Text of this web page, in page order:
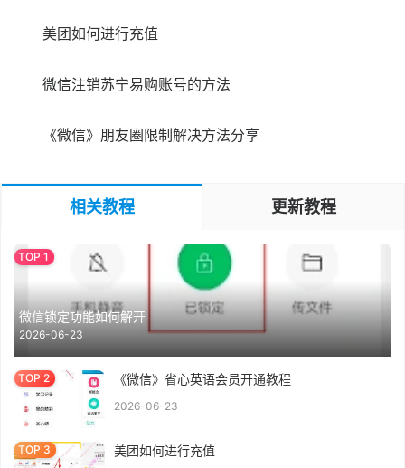
美团如何进行充值
微信注销苏宁易购账号的方法
《微信》朋友圈限制解决方法分享
相关教程 更新教程
微信锁定功能如何解开
2026-06-23
《微信》省心英语会员开通教程
2026-06-23
美团如何进行充值